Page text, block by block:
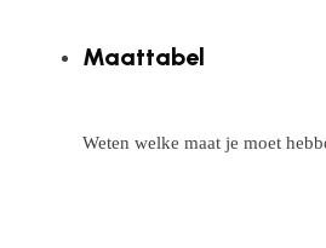
Maattabel
Weten welke maat je moet